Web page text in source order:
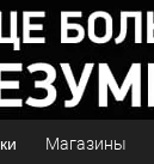
Магазины